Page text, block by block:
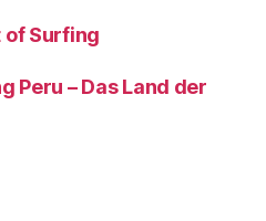
of Surfing
Peru – Das Land der